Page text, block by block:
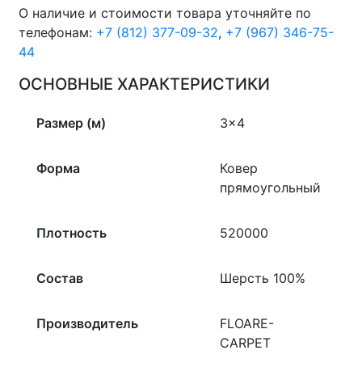
О наличие и стоимости товара уточняйте по
телефонам: +7 (812) 377-09-32, +7 (967) 346-75-
44
ОСНОВНЫЕ ХАРАКТЕРИСТИКИ
Размер (м) 3×4
Форма
Ковер
прямоугольный
Плотность 520000
Состав Шерсть 100%
Производитель
FLOARE-
CARPET